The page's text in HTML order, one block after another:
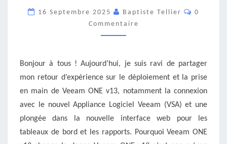
V13
:
INSTALLATION,
PREMIÈRES
IMPRESSIONS
16 Septembre 2025 Baptiste Tellier
0
Commentaire
Bonjour à tous ! Aujourd’hui, je suis ravi de partager
mon retour d’expérience sur le déploiement et la prise
en main de Veeam ONE v13, notamment la connexion
avec le nouvel Appliance Logiciel Veeam (VSA) et une
plongée dans la nouvelle interface web pour les
tableaux de bord et les rapports. Pourquoi Veeam ONE